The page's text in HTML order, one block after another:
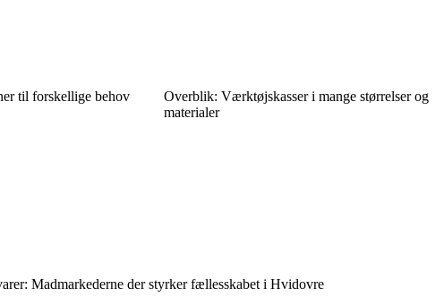
til forskellige behov
Overblik: Værktøjskasser i mange størrelser og
materialer
Madmarkederne der styrker fællesskabet i Hvidovre